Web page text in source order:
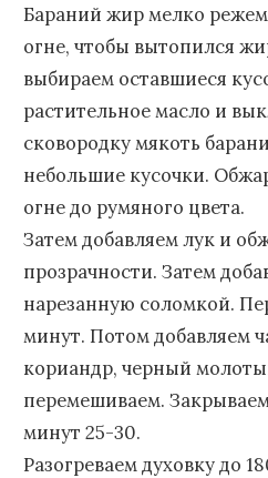
Бараний жир мелко
огне, чтобы вытопился
выбираем оставшиеся
растительное масло и
сковородку мякоть
небольшие кусочки.
огне до румяного цвета.
Затем добавляем лук и
прозрачности. Затем
нарезанную соломкой.
минут. Потом добавляем
кориандр, черный
перемешиваем.
минут 25-30.
Разогреваем духовку до